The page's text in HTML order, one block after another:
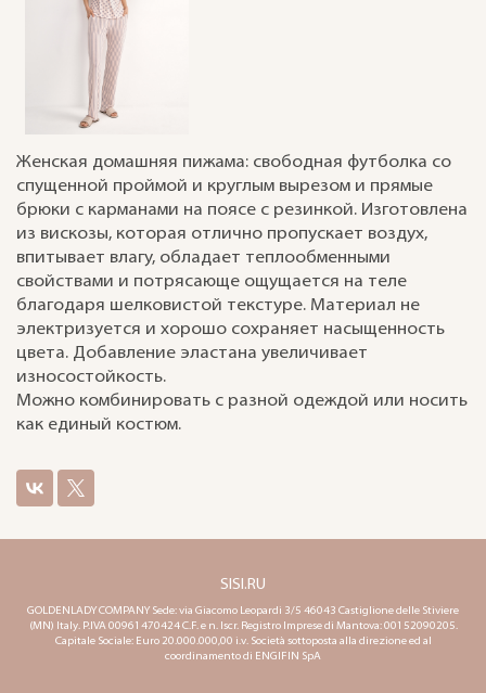
Женская домашняя пижама: свободная футболка со
спущенной проймой и круглым вырезом и прямые
брюки с карманами на поясе с резинкой. Изготовлена
из вискозы, которая отлично пропускает воздух,
впитывает влагу, обладает теплообменными
свойствами и потрясающе ощущается на теле
благодаря шелковистой текстуре. Материал не
электризуется и хорошо сохраняет насыщенность
цвета. Добавление эластана увеличивает
износостойкость.
Можно комбинировать с разной одеждой или носить
как единый костюм.
SISI.RU
GOLDENLADY COMPANY Sede: via Giacomo Leopardi 3/5 46043 Castiglione delle Stiviere
(MN) Italy. P.IVA 00961470424 C.F. e n. Iscr. Registro Imprese di Mantova: 00152090205.
Capitale Sociale: Euro 20.000.000,00 i.v. Società sottoposta alla direzione ed al
coordinamento di ENGIFIN SpA